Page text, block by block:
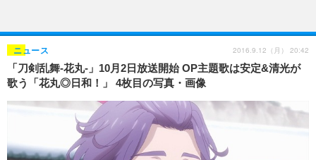
ゲーム グッズ
海外イベント ビジネス
俳優・タレント アーティスト
ビジネス
アニメ 実写
書評 イベント
ゲーム
動画
アニメ 映画/ドラマ
アニメ！アニメ！TV ABEMA Cafe
連載・コラム
「刀剣乱舞-花丸-」10月2日放送開始 OP主題歌は安定&清光が
歌う「花丸◎日和！」 4枚目の写真・画像
ニュース 2016.9.12（月） 20:42